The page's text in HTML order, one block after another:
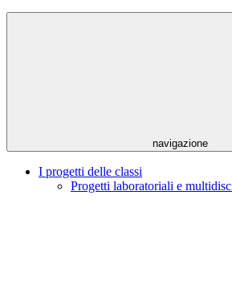
navigazione
I progetti delle classi
Progetti laboratoriali e